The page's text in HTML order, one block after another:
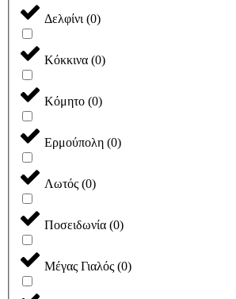
Δελφίνι (0)
Κόκκινα (0)
Κόμητο (0)
Ερμούπολη (0)
Λωτός (0)
Ποσειδωνία (0)
Μέγας Γιαλός (0)